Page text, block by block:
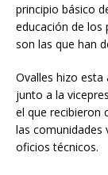
principio básico
educación de los
son las que han
Ovalles hizo
junto a la
el que recibieron
las comunidades
oficios técnicos.